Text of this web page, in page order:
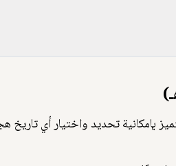
للعثور على تقويم هجري إلكتروني لعام 2024 متكامل يتميز